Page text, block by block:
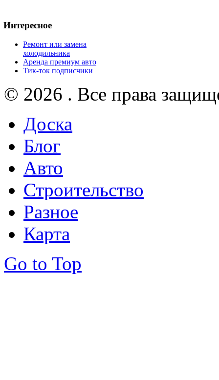
Интересное
Ремонт или замена
холодильника
Аренда премиум авто
Тик-ток подписчики
© 2026 . Все права
Доска
Блог
Авто
Строительство
Разное
Карта
Go to Top